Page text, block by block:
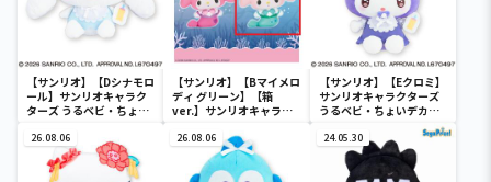
【サンリオ】【Dシナモロ
ール】サンリオキャラク
ターズ うるベビ・ちょい
【サンリオ】【Bマイメロ
ディ グリーン】【箱
ver.】サンリオキャラク
SOFVIMATES～マイメロ
ディ マーメイドver. ～
【サンリオ】【Eクロミ】
サンリオキャラクターズ
うるベビ・ちょいデカド
26.08.06 26.08.06 24.05.30